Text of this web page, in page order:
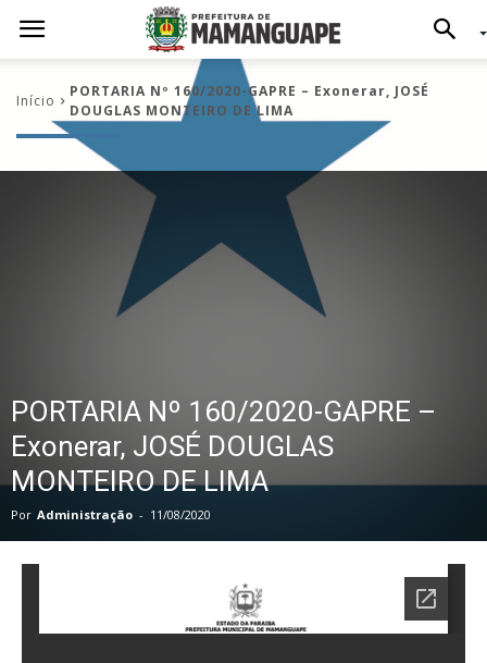
Início
PORTARIA Nº 160/2020-GAPRE – Exonerar, JOSÉ
DOUGLAS MONTEIRO DE LIMA
PORTARIA Nº 160/2020-GAPRE –
Exonerar, JOSÉ DOUGLAS
MONTEIRO DE LIMA
Por Administração - 11/08/2020